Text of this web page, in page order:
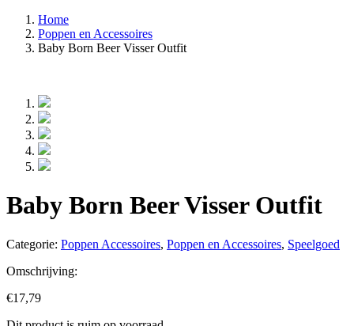
Home
Poppen en Accessoires
Baby Born Beer Visser Outfit
Baby Born Beer Visser Outfit
Categorie: Poppen Accessoires, Poppen en Accessoires, Speelgoed
Omschrijving:
€17,79